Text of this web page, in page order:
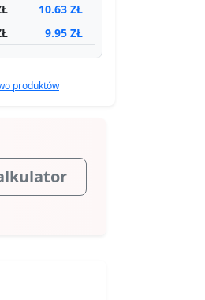
10.63 ZŁ
9.95 ZŁ
produktów